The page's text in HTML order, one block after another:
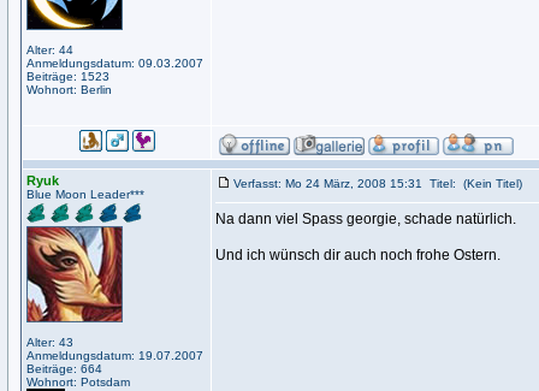
Alter: 44
Anmeldungsdatum: 09.03.2007
Beiträge: 1523
Wohnort: Berlin
Ryuk
Blue Moon Leader***
Alter: 43
Anmeldungsdatum: 19.07.2007
Beiträge: 664
Wohnort: Potsdam
Verfasst: Mo 24 März, 2008 15:31 Titel: (Kein Titel)
Na dann viel Spass georgie, schade natürlich.
Und ich wünsch dir auch noch frohe Ostern.